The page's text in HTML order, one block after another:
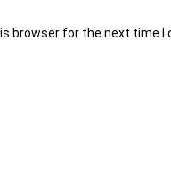
browser for the next time I